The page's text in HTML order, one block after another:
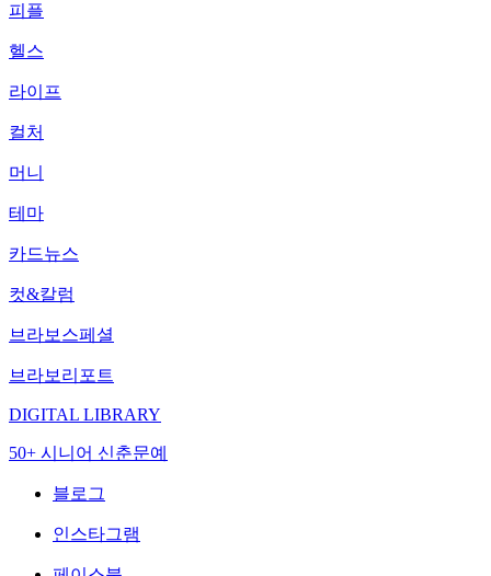
피플
헬스
라이프
컬처
머니
테마
카드뉴스
컷&칼럼
브라보스페셜
브라보리포트
DIGITAL LIBRARY
50+ 시니어 신춘문예
블로그
인스타그램